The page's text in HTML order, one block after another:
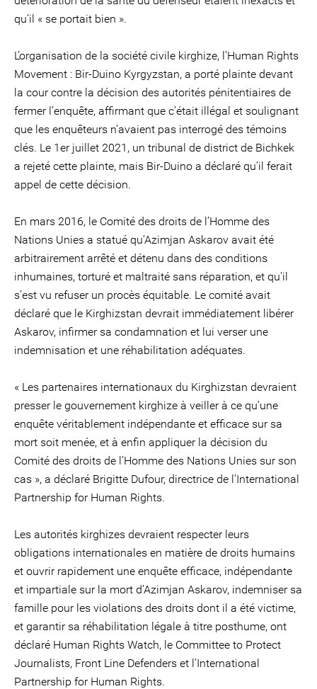
qu’il « se portait bien ».
L’organisation de la société civile kirghize, l’Human Rights
Movement : Bir-Duino Kyrgyzstan, a porté plainte devant
la cour contre la décision des autorités pénitentiaires de
fermer l’enquête, affirmant que c’était illégal et soulignant
que les enquêteurs n’avaient pas interrogé des témoins
clés. Le 1er juillet 2021, un tribunal de district de Bichkek
a rejeté cette plainte, mais Bir-Duino a déclaré qu’il ferait
appel de cette décision.
En mars 2016, le Comité des droits de l’Homme des
Nations Unies a statué qu’Azimjan Askarov avait été
arbitrairement arrêté et détenu dans des conditions
inhumaines, torturé et maltraité sans réparation, et qu'il
s’est vu refuser un procès équitable. Le comité avait
déclaré que le Kirghizstan devrait immédiatement libérer
Askarov, infirmer sa condamnation et lui verser une
indemnisation et une réhabilitation adéquates.
« Les partenaires internationaux du Kirghizstan devraient
presser le gouvernement kirghize à veiller à ce qu’une
enquête véritablement indépendante et efficace sur sa
mort soit menée, et à enfin appliquer la décision du
Comité des droits de l’Homme des Nations Unies sur son
cas », a déclaré Brigitte Dufour, directrice de l’International
Partnership for Human Rights.
Les autorités kirghizes devraient respecter leurs
obligations internationales en matière de droits humains
et ouvrir rapidement une enquête efficace, indépendante
et impartiale sur la mort d’Azimjan Askarov, indemniser sa
famille pour les violations des droits dont il a été victime,
et garantir sa réhabilitation légale à titre posthume, ont
déclaré Human Rights Watch, le Committee to Protect
Journalists, Front Line Defenders et l’International
Partnership for Human Rights.